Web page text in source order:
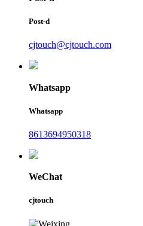
Post-d
cjtouch@cjtouch.com
Whatsapp
Whatsapp
8613694950318
WeChat
cjtouch